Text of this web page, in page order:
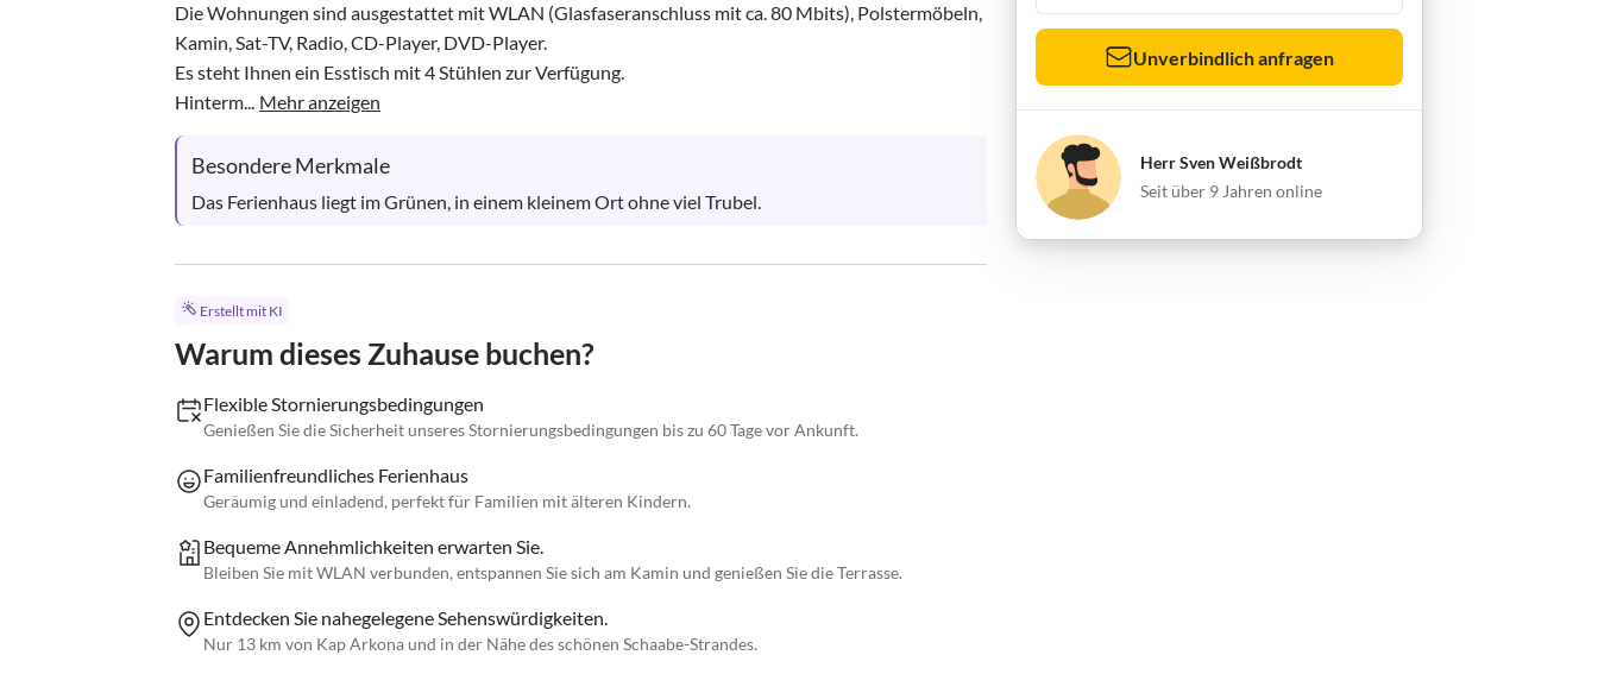
Die Wohnungen sind ausgestattet mit WLAN (Glasfaseranschluss mit ca. 80 Mbits), Polstermöbeln,
Kamin, Sat-TV, Radio, CD-Player, DVD-Player.
Es steht Ihnen ein Esstisch mit 4 Stühlen zur Verfügung.
Hinterm... Mehr anzeigen
Besondere Merkmale
Das Ferienhaus liegt im Grünen, in einem kleinem Ort ohne viel Trubel.
Erstellt mit KI
Warum dieses Zuhause buchen?
Flexible Stornierungsbedingungen
Genießen Sie die Sicherheit unseres Stornierungsbedingungen bis zu 60 Tage vor Ankunft.
Familienfreundliches Ferienhaus
Geräumig und einladend, perfekt für Familien mit älteren Kindern.
Bequeme Annehmlichkeiten erwarten Sie.
Bleiben Sie mit WLAN verbunden, entspannen Sie sich am Kamin und genießen Sie die Terrasse.
Entdecken Sie nahegelegene Sehenswürdigkeiten.
Nur 13 km von Kap Arkona und in der Nähe des schönen Schaabe-Strandes.
Unverbindlich anfragen
Herr Sven Weißbrodt
Seit über 9 Jahren online